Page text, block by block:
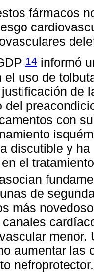
fármacos
14 informó
el uso de
de
del
con
discutible y
el
de
más
aumentar las
nefroprotector.